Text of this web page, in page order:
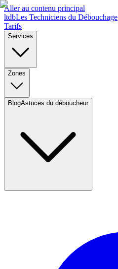
Aller au contenu principal
ltdbLes Techniciens du Débouchage
Tarifs
Services
Zones
BlogAstuces du déboucheur